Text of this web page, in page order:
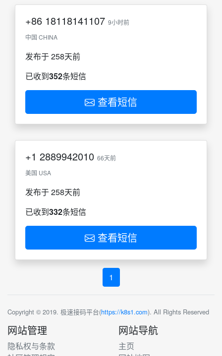
+86 18118141107 9小时前
中国 CHINA
发布于 258天前
已收到352条短信
查看短信
+1 2889942010 66天前
美国 USA
发布于 258天前
已收到332条短信
查看短信
1
Copyright © 2019. 极速接码平台(https://k8s1.com). All Rights Reserved
网站管理
隐私权与条款
网站导航
主页